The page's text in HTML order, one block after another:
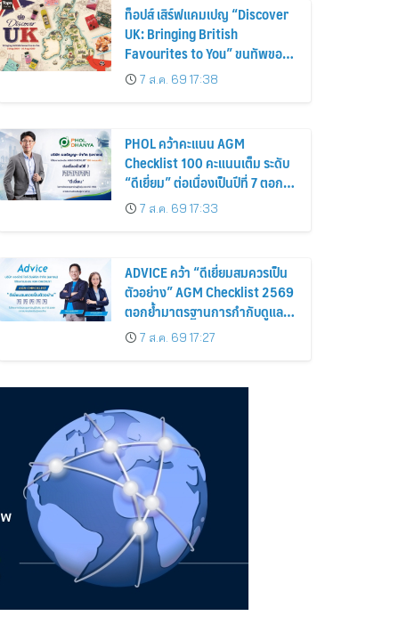
ท็อปส์ เสิร์ฟแคมเปญ “Discover
UK: Bringing British
Favourites to You” ขนทัพของ
อร่อยและไอเท็มฮิตจากสหราช
อาณาจักร ส่งตรงถึงมือตั้งแต่วัน
7 ส.ค. 69 17:38
PHOL คว้าคะแนน AGM
Checklist 100 คะแนนเต็ม ระดับ
“ดีเยี่ยม” ต่อเนื่องเป็นปีที่ 7 ตอกย้ำ
การดำเนินธุรกิจตามหลักธรรมาภิ
บาล โปร่งใส สร้างความเชื่อมั่นผู้
7 ส.ค. 69 17:33
ADVICE คว้า “ดีเยี่ยมสมควรเป็น
ตัวอย่าง” AGM Checklist 2569
ตอกย้ำมาตรฐานการกำกับดูแล
กิจการที่ดี
7 ส.ค. 69 17:27